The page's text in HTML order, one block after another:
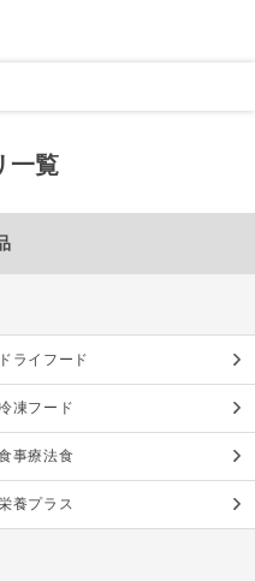
一覧
ドライフード
凍フード
事療法食
養プラス